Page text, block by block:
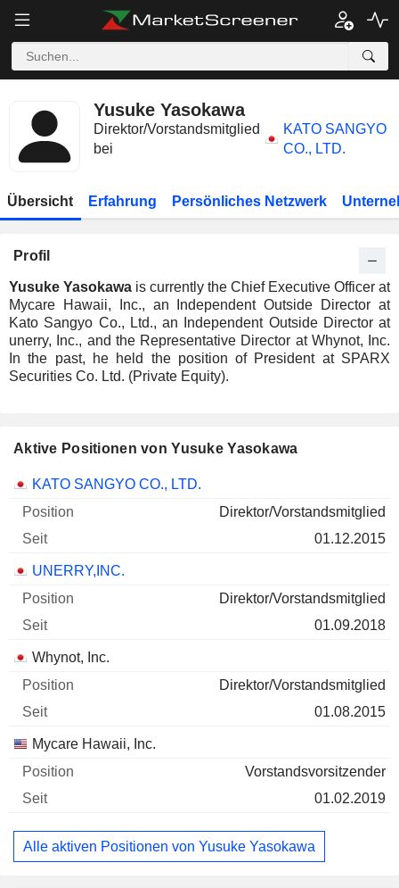
Yusuke Yasokawa
Direktor/Vorstandsmitglied
bei
KATO SANGYO
CO., LTD.
Übersicht Erfahrung Persönliches Netzwerk
Profil
Yusuke Yasokawa is currently the Chief Executive Officer at
Mycare Hawaii, Inc., an Independent Outside Director at
Kato Sangyo Co., Ltd., an Independent Outside Director at
unerry, Inc., and the Representative Director at Whynot, Inc.
In the past, he held the position of President at SPARX
Securities Co. Ltd. (Private Equity).
Aktive Positionen von Yusuke Yasokawa
Unternehmen Position Beginn
KATO SANGYO CO., LTD.
Direktor/Vorstandsmitglied
01.12.2015
UNERRY,INC.
Direktor/Vorstandsmitglied
01.09.2018
Whynot, Inc.
Direktor/Vorstandsmitglied
01.08.2015
Mycare Hawaii, Inc.
Vorstandsvorsitzender
01.02.2019
Alle aktiven Positionen von Yusuke Yasokawa